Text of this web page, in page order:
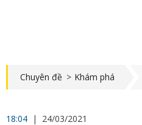
Chuyên đề > Khám phá
18:04 | 24/03/2021